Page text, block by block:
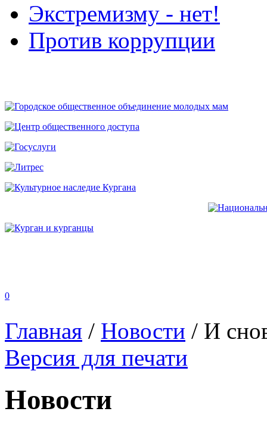
Экстремизму - нет!
Против коррупции
0
Главная / Новости / И
Версия для печати
Новости